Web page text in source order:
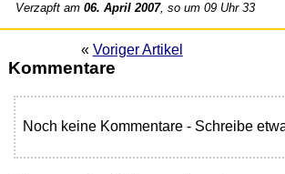
Verzapft am06. April 2007, so um 09 Uhr 33
« Voriger Artikel
Kommentare
Noch keine Kommentare - Schreibe